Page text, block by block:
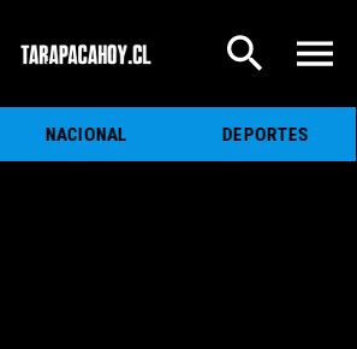
NACIONAL DEPORTES